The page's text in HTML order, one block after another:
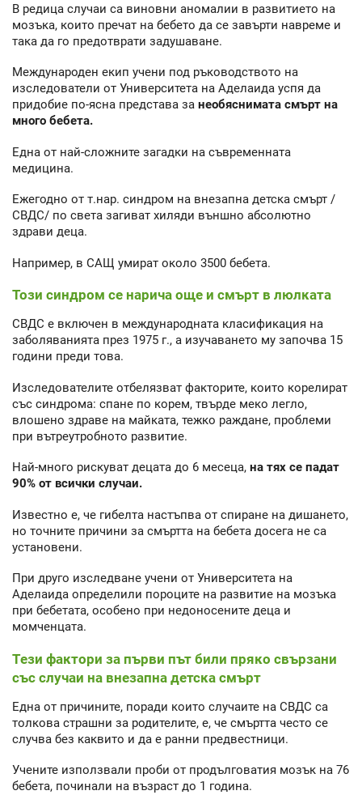
В редица случаи са виновни аномалии в развитието на
мозъка, които пречат на бебето да се завърти навреме и
така да го предотврати задушаване.
Международен екип учени под ръководството на
изследователи от Университета на Аделаида успя да
придобие по-ясна представа за необяснимата смърт на
много бебета.
Една от най-сложните загадки на съвременната
медицина.
Ежегодно от т.нар. синдром на внезапна детска смърт /
СВДС/ по света загиват хиляди външно абсолютно
здрави деца.
Например, в САЩ умират около 3500 бебета.
Този синдром се нарича още и смърт в люлката
СВДС е включен в международната класификация на
заболяванията през 1975 г., а изучаването му започва 15
години преди това.
Изследователите отбелязват факторите, които корелират
със синдрома: спане по корем, твърде меко легло,
влошено здраве на майката, тежко раждане, проблеми
при вътреутробното развитие.
Най-много рискуват децата до 6 месеца, на тях се падат
90% от всички случаи.
Известно е, че гибелта настъпва от спиране на дишането,
но точните причини за смъртта на бебета досега не са
установени.
При друго изследване учени от Университета на
Аделаида определили пороците на развитие на мозъка
при бебетата, особено при недоносените деца и
момченцата.
Тези фактори за първи път били пряко свързани
със случаи на внезапна детска смърт
Една от причините, поради които случаите на СВДС са
толкова страшни за родителите, е, че смъртта често се
случва без каквито и да е ранни предвестници.
Учените използвали проби от продълговатия мозък на 76
бебета, починали на възраст до 1 година.